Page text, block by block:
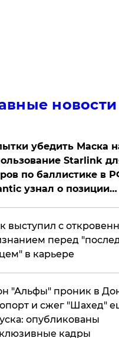
новости
убедить Маска
Starlink
по баллистике в
узнал о позиции
выступил с
перед
в карьере
"Альфы" проник в
и сжег "Шахед"
опубликованы
кадры